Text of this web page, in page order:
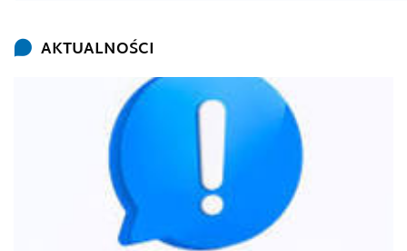
AKTUALNOŚCI